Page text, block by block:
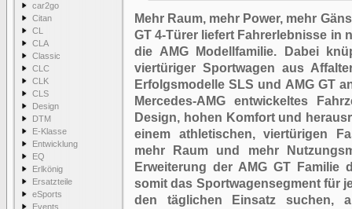
car2go
Citan
CL
CLA
Classic
CLC
CLK
CLS
Design
DTM
E-Klasse
Entwicklung
EQ
Erlkönig
Ersatzteile
eSports
Events
Mehr Raum, mehr Power, mehr
GT 4-Türer liefert Fahrerlebnisse in
die AMG Modellfamilie. Dabei
viertüriger Sportwagen aus
Erfolgsmodelle SLS und AMG GT
Mercedes-AMG entwickeltes
Design, hohen Komfort und
einem athletischen, viertürigen
mehr Raum und mehr
Erweiterung der AMG GT
somit das Sportwagensegment für
den täglichen Einsatz suchen,